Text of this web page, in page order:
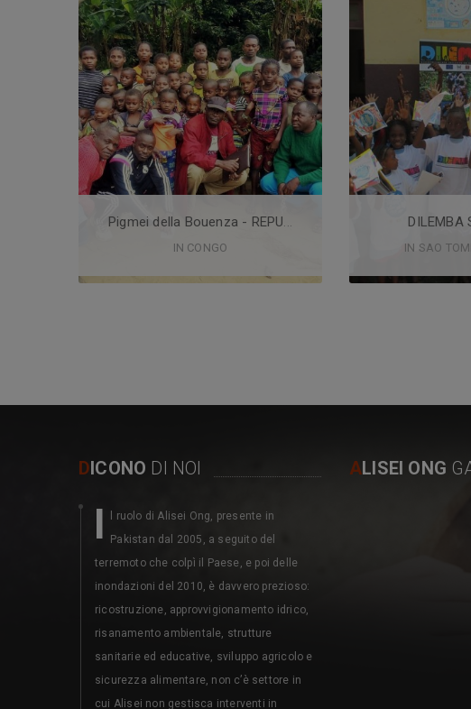
Pigmei della Bouenza - REPU
IN CONGO
INCONGO
Titolo: Renforcement des capacités de
promotion et protection des droits des
peuples autochtones de la Bouenza Luogo
...
HELP US TO COLLECT:
€ 446,210
DILEMBA
IN SAO
SAO
Titolo:
Distrito de Lemba
Luogo
HELP US
€
DICONO DI NOI
I
l ruolo di Alisei Ong, presente in
Pakistan dal 2005, a seguito del
terremoto che colpì il Paese, e poi delle
inondazioni del 2010, è davvero prezioso:
ricostruzione, approvvigionamento idrico,
risanamento ambientale, strutture
sanitarie ed educative, sviluppo agricolo e
sicurezza alimentare, non c’è settore in
cui Alisei non gestisca interventi in
ALISEI ONG